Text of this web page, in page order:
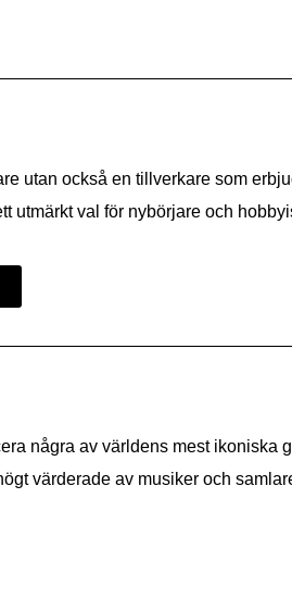
utan också en tillverkare som
utmärkt val för nybörjare och
några av världens mest
värderade av musiker och